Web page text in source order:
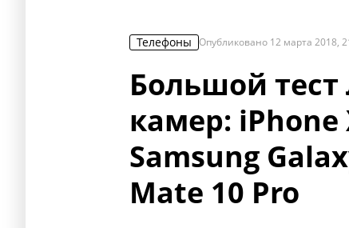
Телефоны Опубликовано 12 марта 2018,
Большой
камер: iPhone
Samsung
Mate 10 Pro